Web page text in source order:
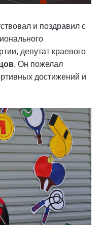
и поздравил с
депутат краевого
. Он пожелал
достижений и